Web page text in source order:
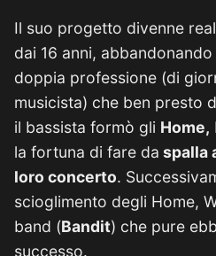
Il suo progetto divenne
dai 16 anni,
doppia professione (di
musicista) che ben presto
il bassista formò gli Home,
la fortuna di fare da spalla
loro concerto.
scioglimento degli Home,
band (Bandit) che pure
successo.